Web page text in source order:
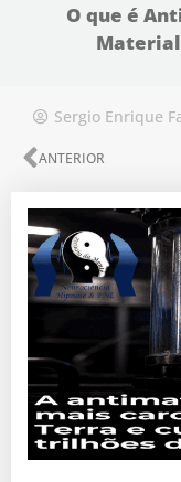
O que é
Material
Sergio Enrique
Anterior
ANTERIOR